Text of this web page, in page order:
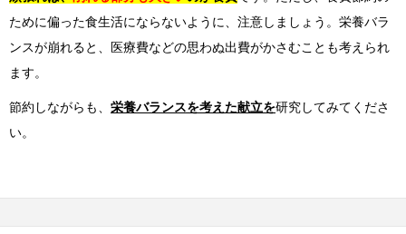
ために偏った食生活にならないように、注意しましょう。栄養バラ
ンスが崩れると、医療費などの思わぬ出費がかさむことも考えられ
ます。
節約しながらも、 栄養バランスを考えた献立を研究してみてくださ
い。